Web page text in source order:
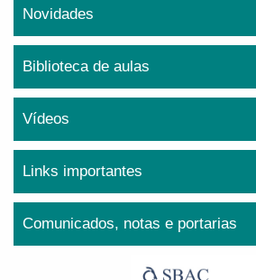
Novidades
Biblioteca de aulas
Vídeos
Links importantes
Comunicados, notas e portarias